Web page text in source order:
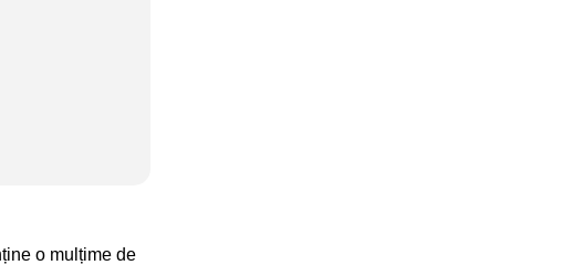
o mulțime de